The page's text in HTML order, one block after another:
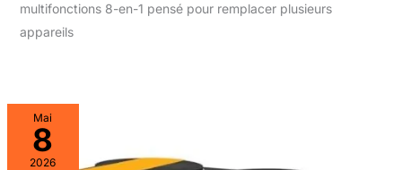
multifonctions 8-en-1 pensé pour remplacer plusieurs
appareils
Mai
8
2026